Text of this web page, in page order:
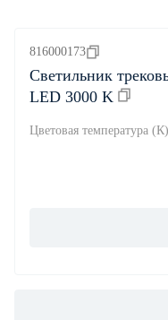
816000173
Светильник
LED 3000 K
Цветовая температура (К)